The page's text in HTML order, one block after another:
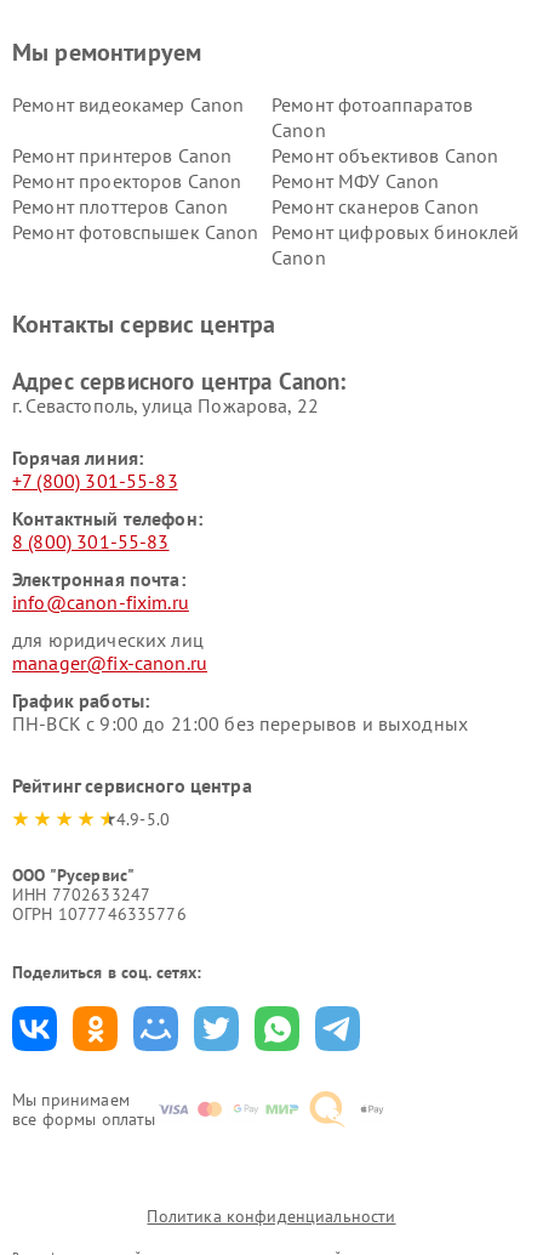
Мы принимаем
все формы оплаты
Мы ремонтируем
Ремонт видеокамер Canon
Ремонт фотоаппаратов
Canon
Ремонт принтеров Canon
Ремонт объективов Canon
Ремонт проекторов Canon
Ремонт МФУ Canon
Ремонт плоттеров Canon
Ремонт сканеров Canon
Ремонт фотовспышек Canon
Ремонт цифровых биноклей
Canon
Контакты сервис центра
Адрес сервисного центра Canon:
г. Севастополь, улица Пожарова, 22
Горячая линия:
+7 (800) 301-55-83
Контактный телефон:
8 (800) 301-55-83
Электронная почта:
info@canon-fixim.ru
для юридических лиц
manager@fix-canon.ru
График работы:
ПН-ВСК с 9:00 до 21:00 без перерывов и выходных
Рейтинг сервисного центра
4.9-5.0
ООО "Русервис"
ИНН 7702633247
ОГРН 1077746335776
Поделиться в соц. сетях:
Политика конфиденциальности